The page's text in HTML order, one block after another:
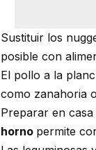
Sustituir los
posible con
El pollo a la
como zanahoria
Preparar en
horno permite